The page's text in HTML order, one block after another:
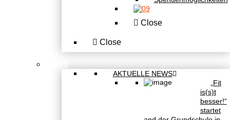
Close
Close
AKTUELLE NEWS
„Fit
is(s)t
besser!“
startet